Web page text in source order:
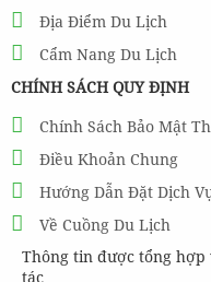
Địa Điểm Du Lịch
Cẩm Nang Du Lịch
CHÍNH SÁCH QUY ĐỊNH
Chính Sách Bảo Mật
Điều Khoản Chung
Hướng Dẫn Đặt Dịch
Về Cuồng Du Lịch
Thông tin được tổng
tác